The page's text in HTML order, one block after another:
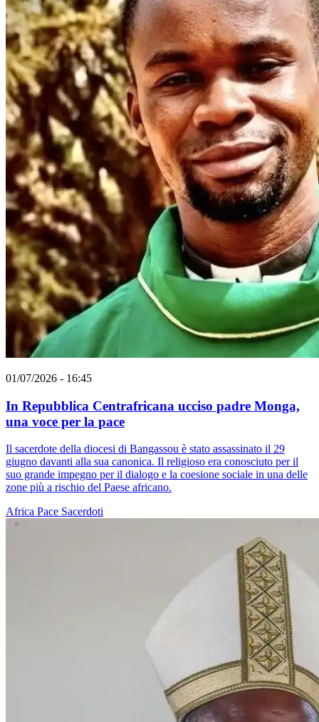
01/07/2026 - 16:45
In Repubblica Centrafricana ucciso padre Monga,
una voce per la pace
Il sacerdote della diocesi di Bangassou è stato assassinato il 29
giugno davanti alla sua canonica. Il religioso era conosciuto per il
suo grande impegno per il dialogo e la coesione sociale in una delle
zone più a rischio del Paese africano.
Africa Pace Sacerdoti